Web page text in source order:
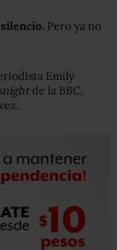
. Pero ya no
Emily
de la BBC,